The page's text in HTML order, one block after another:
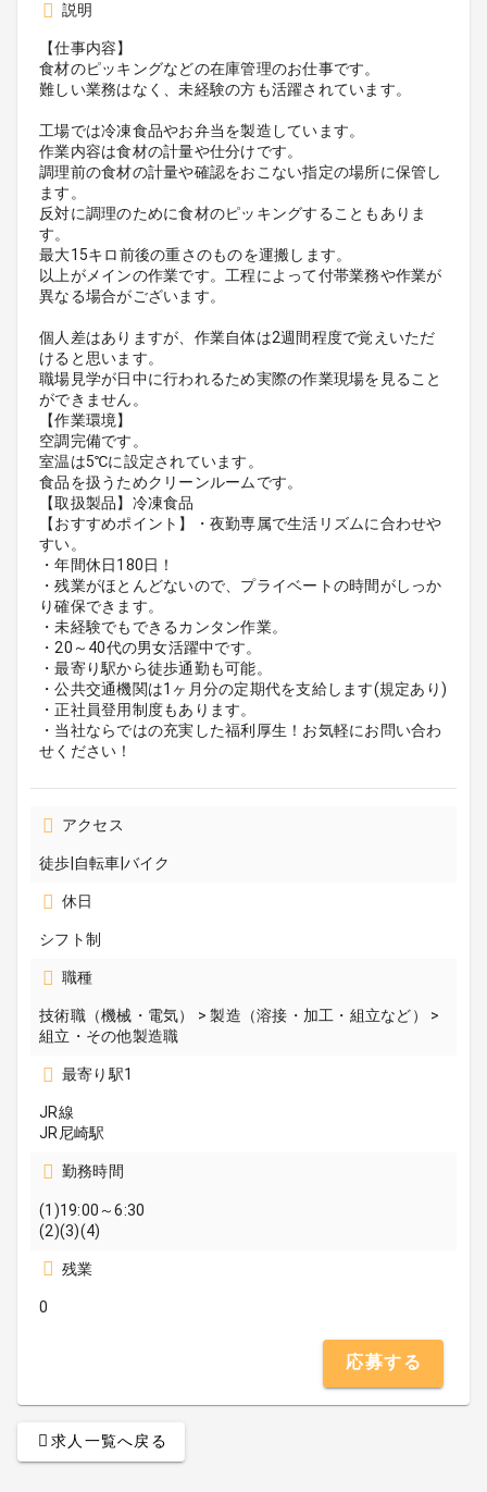
説明
【仕事内容】
食材のピッキングなどの在庫管理のお仕事です。
難しい業務はなく、未経験の方も活躍されています。
工場では冷凍食品やお弁当を製造しています。
作業内容は食材の計量や仕分けです。
調理前の食材の計量や確認をおこない指定の場所に保管し
ます。
反対に調理のために食材のピッキングすることもありま
す。
最大15キロ前後の重さのものを運搬します。
以上がメインの作業です。工程によって付帯業務や作業が
異なる場合がございます。
個人差はありますが、作業自体は2週間程度で覚えいただ
けると思います。
職場見学が日中に行われるため実際の作業現場を見ること
ができません。
【作業環境】
空調完備です。
室温は5℃に設定されています。
食品を扱うためクリーンルームです。
【取扱製品】冷凍食品
【おすすめポイント】・夜勤専属で生活リズムに合わせや
すい。
・年間休日180日！
・残業がほとんどないので、プライベートの時間がしっか
り確保できます。
・未経験でもできるカンタン作業。
・20～40代の男女活躍中です。
・最寄り駅から徒歩通勤も可能。
・公共交通機関は1ヶ月分の定期代を支給します(規定あり)
・正社員登用制度もあります。
・当社ならではの充実した福利厚生！お気軽にお問い合わ
せください！
アクセス
徒歩|自転車|バイク
休日
シフト制
職種
技術職（機械・電気） > 製造（溶接・加工・組立など） >
組立・その他製造職
最寄り駅1
JR線
JR尼崎駅
勤務時間
(1)19:00～6:30
(2)(3)(4)
残業
0
応募する
求人一覧へ戻る